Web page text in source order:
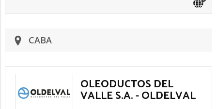
CABA
OLEODUCTOS DEL
VALLE S.A. - OLDELVAL